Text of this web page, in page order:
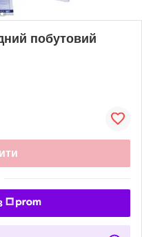
побутовий